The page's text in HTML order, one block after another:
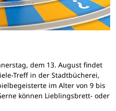
dem 13. August findet
Treff in der Stadtbücherei,
im Alter von 9 bis
können Lieblingsbrett- oder